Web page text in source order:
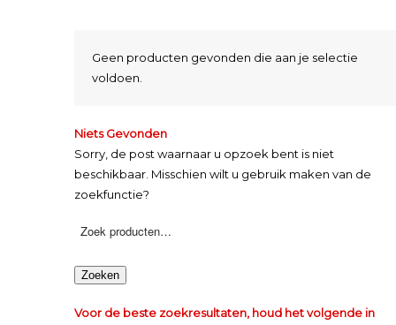
Geen producten gevonden die aan je selectie
voldoen.
Niets Gevonden
Sorry, de post waarnaar u opzoek bent is niet
beschikbaar. Misschien wilt u gebruik maken van de
zoekfunctie?
Zoeken
Voor de beste zoekresultaten, houd het volgende in